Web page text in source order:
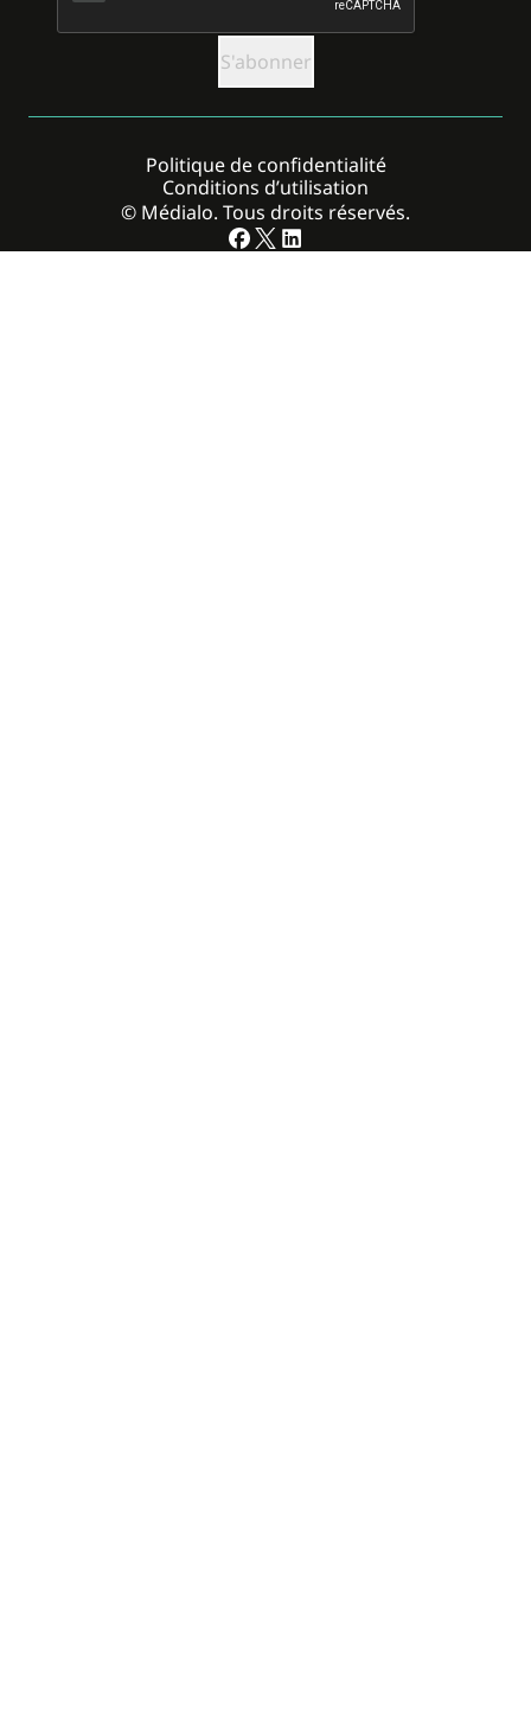
© Médialo. Tous droits réservés.
Politique de confidentialité
Conditions d’utilisation